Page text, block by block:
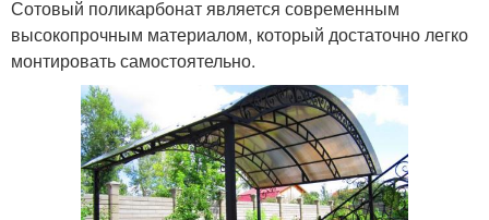
Сотовый поликарбонат является современным
высокопрочным материалом, который достаточно легко
монтировать самостоятельно.